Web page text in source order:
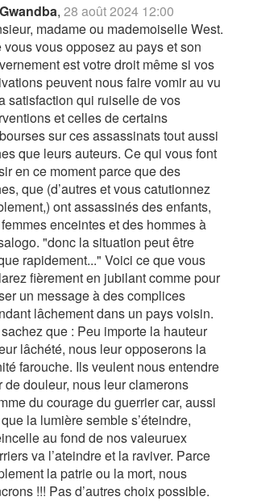
Gwandba,28 août 2024 12:00
madame ou mademoiselle West.
vous vous opposez au pays et son
est votre droit même si vos
peuvent nous faire vomir au vu
satisfaction qui ruiselle de vos
et celles de certains
sur ces assassinats tout aussi
que leurs auteurs. Ce qui vous font
en ce moment parce que des
que (d’autres et vous catutionnez
ont assassinés des enfants,
enceintes et des hommes à
"donc la situation peut être
rapidement..." Voici ce que vous
fièrement en jubilant comme pour
un message à des complices
lâchement dans un pays voisin.
que : Peu importe la hauteur
lâchété, nous leur opposerons la
farouche. Ils veulent nous entendre
de douleur, nous leur clamerons
du courage du guerrier car, aussi
la lumière semble s’éteindre,
au fond de nos valeuruex
va l’ateindre et la raviver. Parce
la patrie ou la mort, nous
!!! Pas d’autres choix possible.